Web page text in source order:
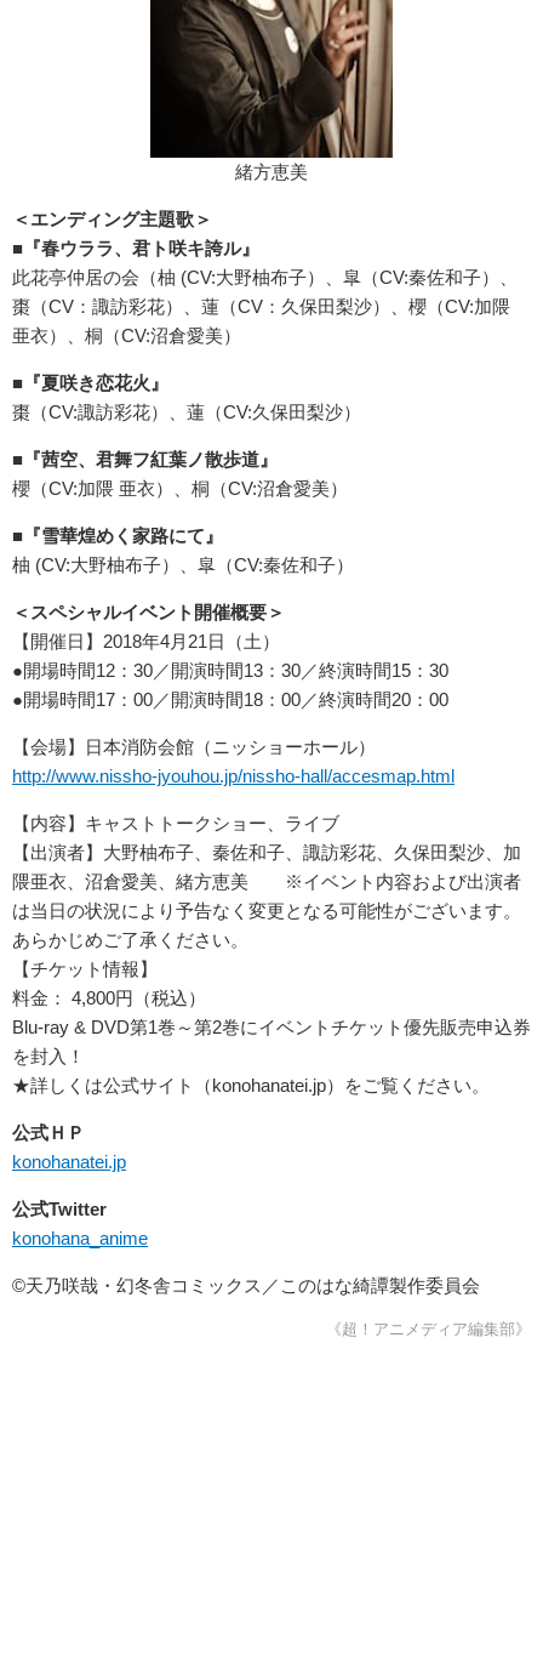
緒方恵美
＜エンディング主題歌＞
■ 『春ウララ、君ト咲キ誇ル』
此花亭仲居の会（柚 (CV:大野柚布子）、皐（CV:秦佐和子）、
棗（CV：諏訪彩花）、蓮（CV：久保田梨沙）、櫻（CV:加隈
亜衣）、桐（CV:沼倉愛美）
■ 『夏咲き恋花火』
棗（CV:諏訪彩花）、蓮（CV:久保田梨沙）
■ 『茜空、君舞フ紅葉ノ散歩道』
櫻（CV:加隈 亜衣）、桐（CV:沼倉愛美）
■ 『雪華煌めく家路にて』
柚 (CV:大野柚布子）、皐（CV:秦佐和子）
＜スペシャルイベント開催概要＞
【開催日】2018年4月21日（土）
●開場時間12：30／開演時間13：30／終演時間15：30
●開場時間17：00／開演時間18：00／終演時間20：00
【会場】日本消防会館（ニッショーホール）
http://www.nissho-jyouhou.jp/nissho-hall/accesmap.html
【内容】キャストトークショー、ライブ
【出演者】大野柚布子、秦佐和子、諏訪彩花、久保田梨沙、加
隈亜衣、沼倉愛美、緒方恵美 ※イベント内容および出演者
は当日の状況により予告なく変更となる可能性がございます。
あらかじめご了承ください。
【チケット情報】
料金： 4,800円（税込）
Blu-ray & DVD第1巻～第2巻にイベントチケット優先販売申込券
を封入！
★詳しくは公式サイト（konohanatei.jp）をご覧ください。
公式ＨＰ
konohanatei.jp
公式Twitter
konohana_anime
©天乃咲哉・幻冬舎コミックス／このはな綺譚製作委員会
《超！アニメディア編集部》